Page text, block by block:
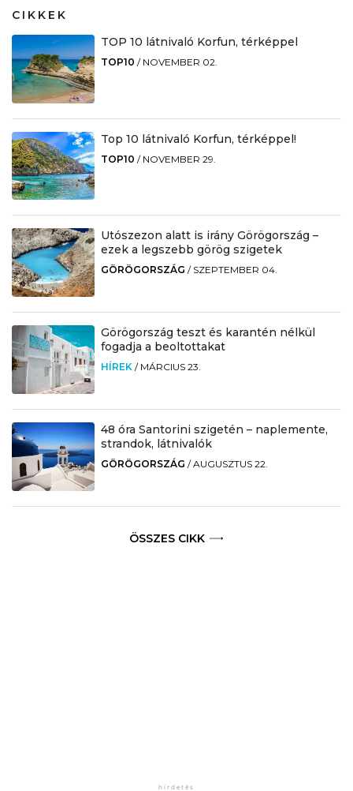
CIKKEK
TOP 10 látnivaló Korfun, térképpel
TOP10 / NOVEMBER 02.
Top 10 látnivaló Korfun, térképpel!
TOP10 / NOVEMBER 29.
Utószezon alatt is irány Görögország –
ezek a legszebb görög szigetek
GÖRÖGORSZÁG / SZEPTEMBER 04.
Görögország teszt és karantén nélkül
fogadja a beoltottakat
HÍREK / MÁRCIUS 23.
48 óra Santorini szigetén – naplemente,
strandok, látnivalók
GÖRÖGORSZÁG /AUGUSZTUS 22.
ÖSSZES CIKK